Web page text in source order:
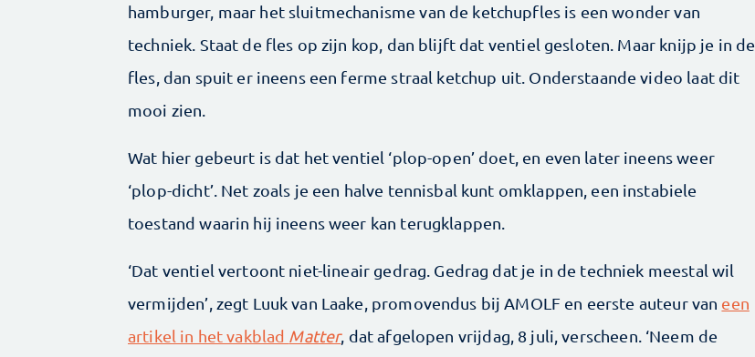
hamburger, maar het sluitmechanisme van de ketchupfles is een wonder van
techniek. Staat de fles op zijn kop, dan blijft dat ventiel gesloten. Maar knijp je in de
fles, dan spuit er ineens een ferme straal ketchup uit. Onderstaande video laat dit
mooi zien.
Wat hier gebeurt is dat het ventiel ‘plop-open’ doet, en even later ineens weer
‘plop-dicht’. Net zoals je een halve tennisbal kunt omklappen, een instabiele
toestand waarin hij ineens weer kan terugklappen.
‘Dat ventiel vertoont niet-lineair gedrag. Gedrag dat je in de techniek meestal wil
vermijden’, zegt Luuk van Laake, promovendus bij AMOLF en eerste auteur van een
artikel in het vakblad Matter, dat afgelopen vrijdag, 8 juli, verscheen. ‘Neem de